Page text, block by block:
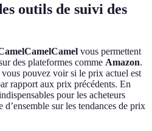
outils de suivi des
vous permettent
des plateformes comme Amazon.
vous pouvez voir si le prix actuel est
rapport aux prix précédents. En
pour les acheteurs
sur les tendances de prix